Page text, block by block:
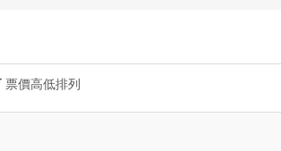
生證ISIC
中亞
美國/加拿大
票價高低排列